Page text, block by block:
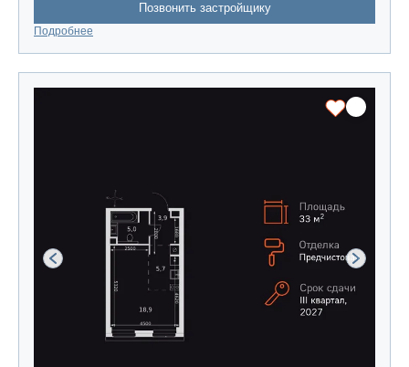
Позвонить застройщику
Подробнее